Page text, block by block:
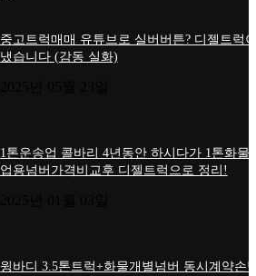
중고트럭매매 유튜브로 실버버튼? 디젤트럭
냈습니다 (감동 실화)
1톤운송업 콜바리 4년동안 하시다가 1톤화물
업용넘버가격비교후 디젤트럭으로 정리!
윙바디 3.5톤트럭+화물개별넘버 동시계약손